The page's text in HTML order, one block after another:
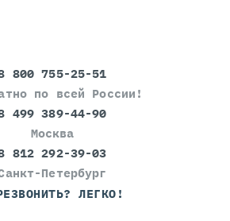
800 755-25-51
по всей России!
499 389-44-90
Москва
812 292-39-03
Петербург
ЛЕГКО!